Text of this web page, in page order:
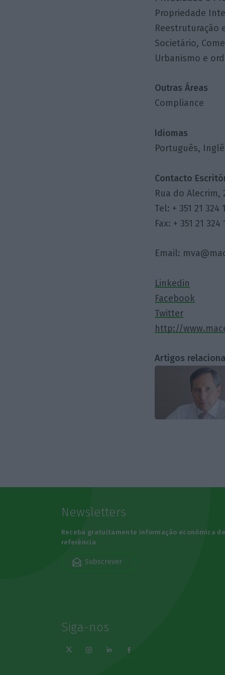
Propriedade
Reestruturação
Societário,
Urbanismo e
Outras Áreas
Compliance
Idiomas
Português,
Contacto
Rua do Alecrim,
Tel: + 351 21 324
Fax: + 351 21 324
Email:
Linkedin
Facebook
Twitter
http://
Artigos
Newsletters
Receba gratuitamente informação económica de
referência
Subscrever
Siga-nos